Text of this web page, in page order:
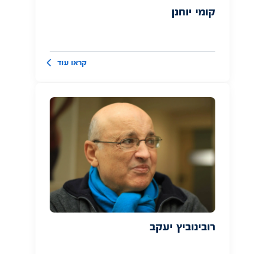
קומי יוחנן
קראו עוד
רובינוביץ יעקב